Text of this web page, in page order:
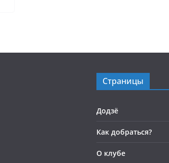
Страницы
Додзё
Как добраться?
О клубе